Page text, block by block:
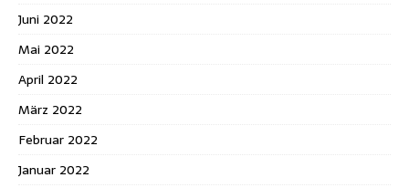
Juni 2022
Mai 2022
April 2022
März 2022
Februar 2022
Januar 2022